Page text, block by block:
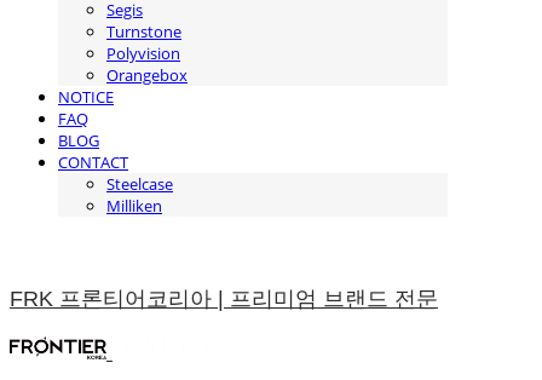
Segis
Turnstone
Polyvision
Orangebox
NOTICE
FAQ
BLOG
CONTACT
Steelcase
Milliken
FRK 프론티어코리아 | 프리미엄 브랜드 전문